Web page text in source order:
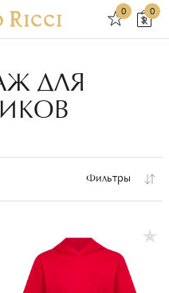
0 0
ДЛЯ
Фильтры